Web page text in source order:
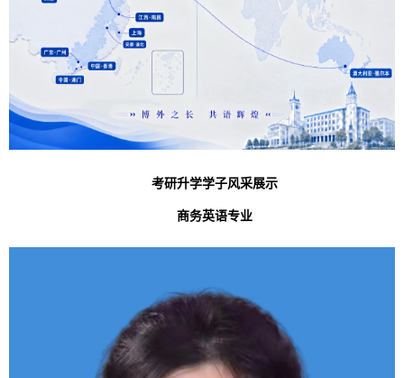
考研升学学子风采展示
商务英语专业